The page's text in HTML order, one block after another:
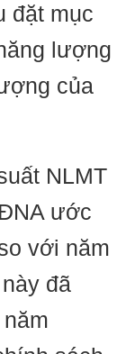
đặt mục
lượng
của
NLMT
ước
với năm
đã